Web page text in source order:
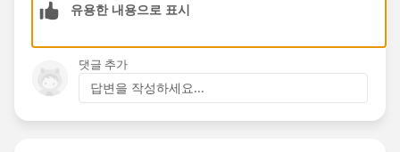
유용한 내용으로 표시
댓글 추가
답변을 작성하세요...